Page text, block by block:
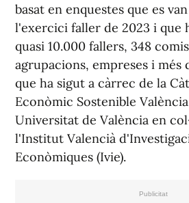
basat en enquestes que es
l'exercici faller de 2023 i que
quasi 10.000 fallers, 348
agrupacions, empreses i més
que ha sigut a càrrec de la
Econòmic Sostenible
Universitat de València en
l'Institut Valencià
Econòmiques (Ivie).